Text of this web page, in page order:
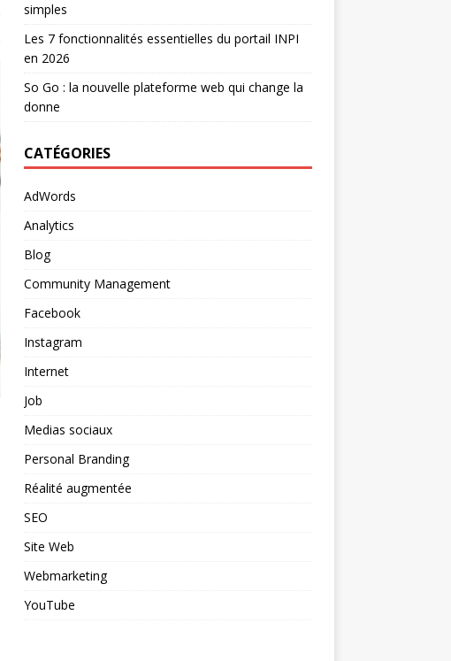
simples
Les 7 fonctionnalités essentielles du portail INPI
en 2026
So Go : la nouvelle plateforme web qui change la
donne
CATÉGORIES
AdWords
Analytics
Blog
Community Management
Facebook
Instagram
Internet
Job
Medias sociaux
Personal Branding
Réalité augmentée
SEO
Site Web
Webmarketing
YouTube